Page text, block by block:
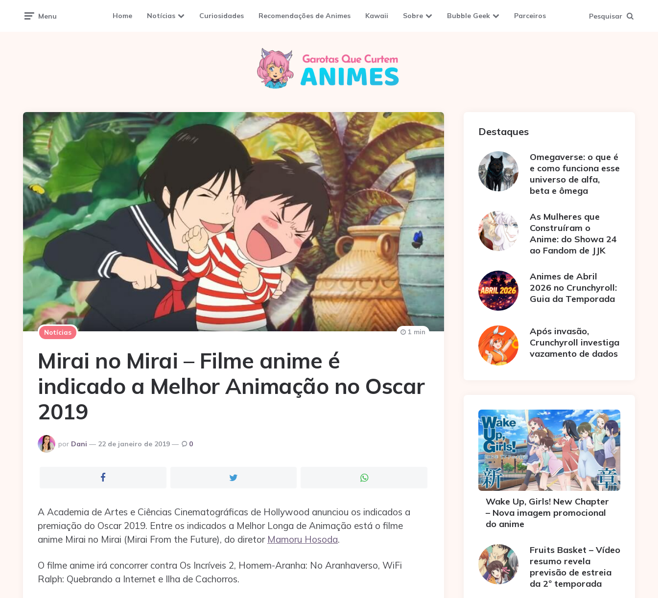
Menu Home Notícias Curiosidades Recomendações de Animes Kawaii Sobre Bubble Geek Parceiros Pesquisar
Notícias
Mirai no Mirai – Filme anime é
indicado a Melhor Animação no Oscar
2019
Postado
por
por Dani 22 de janeiro de 2019 0
1 min
A Academia de Artes e Ciências Cinematográficas de Hollywood anunciou os indicados a
premiação do Oscar 2019. Entre os indicados a Melhor Longa de Animação está o filme
anime Mirai no Mirai (Mirai From the Future), do diretor Mamoru Hosoda.
O filme anime irá concorrer contra Os Incríveis 2, Homem-Aranha: No Aranhaverso, WiFi
Ralph: Quebrando a Internet e Ilha de Cachorros.
Destaques
Omegaverse: o que é
e como funciona esse
universo de alfa,
beta e ômega
As Mulheres que
Construíram o
Anime: do Showa 24
ao Fandom de JJK
Animes de Abril
2026 no Crunchyroll:
Guia da Temporada
Após invasão,
Crunchyroll investiga
vazamento de dados
Wake Up, Girls! New Chapter
– Nova imagem promocional
do anime
Fruits Basket – Vídeo
resumo revela
previsão de estreia
da 2º temporada